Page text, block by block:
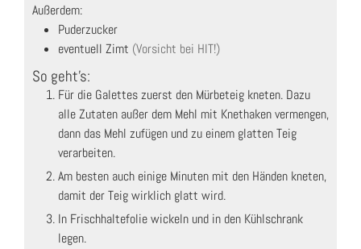
Außerdem:
Puderzucker
eventuell Zimt (Vorsicht bei HIT!)
So geht's:
Für die Galettes zuerst den Mürbeteig kneten. Dazu
alle Zutaten außer dem Mehl mit Knethaken vermengen,
dann das Mehl zufügen und zu einem glatten Teig
verarbeiten.
Am besten auch einige Minuten mit den Händen kneten,
damit der Teig wirklich glatt wird.
In Frischhaltefolie wickeln und in den Kühlschrank
legen.